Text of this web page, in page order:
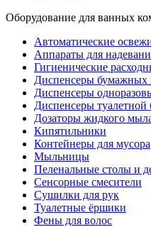
Оборудование для ванных
Автоматические
Аппараты для
Гигиенические
Диспенсеры бумажных
Диспенсеры
Диспенсеры туалетной
Дозаторы жидкого
Кипятильники
Контейнеры для мусора
Мыльницы
Пеленальные столы и
Сенсорные смесители
Сушилки для рук
Туалетные ёршики
Фены для волос